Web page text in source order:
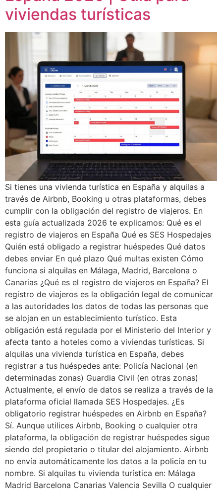
viviendas turísticas
Si tienes una vivienda turística en España y alquilas a
través de Airbnb, Booking u otras plataformas, debes
cumplir con la obligación del registro de viajeros. En
esta guía actualizada 2026 te explicamos: Qué es el
registro de viajeros en España Qué es SES Hospedajes
Quién está obligado a registrar huéspedes Qué datos
debes enviar En qué plazo Qué multas existen Cómo
funciona si alquilas en Málaga, Madrid, Barcelona o
Canarias ¿Qué es el registro de viajeros en España? El
registro de viajeros es la obligación legal de comunicar
a las autoridades los datos de todas las personas que
se alojan en un establecimiento turístico. Esta
obligación está regulada por el Ministerio del Interior y
afecta tanto a hoteles como a viviendas turísticas. Si
alquilas una vivienda turística en España, debes
registrar a tus huéspedes ante: Policía Nacional (en
determinadas zonas) Guardia Civil (en otras zonas)
Actualmente, el envío de datos se realiza a través de la
plataforma oficial llamada SES Hospedajes. ¿Es
obligatorio registrar huéspedes en Airbnb en España?
Sí. Aunque utilices Airbnb, Booking o cualquier otra
plataforma, la obligación de registrar huéspedes sigue
siendo del propietario o titular del alojamiento. Airbnb
no envía automáticamente los datos a la policía en tu
nombre. Si alquilas tu vivienda turística en: Málaga
Madrid Barcelona Canarias Valencia Sevilla O cualquier